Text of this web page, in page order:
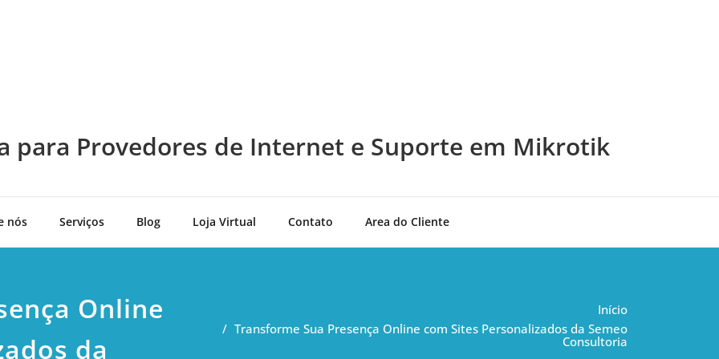
para Provedores de Internet e Suporte em Mikrotik
nós Serviços Blog Loja Virtual Contato Area do Cliente
Online
da
Início
Transforme Sua Presença Online com Sites Personalizados da Semeo
Consultoria